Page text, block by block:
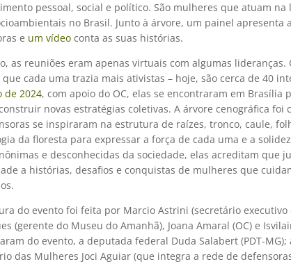
pessoal, social e político. São mulheres que atuam
no Brasil. Junto à árvore, um painel apresenta
e um vídeo conta as suas histórias.
as reuniões eram apenas virtuais com algumas lideranças.
cada uma trazia mais ativistas – hoje, são cerca de 40
de 2024, com apoio do OC, elas se encontraram em Brasília
novas estratégias coletivas. A árvore cenográfica foi
se inspiraram na estrutura de raízes, tronco, caule,
da floresta para expressar a força de cada uma e a
e desconhecidas da sociedade, elas acreditam que
a histórias, desafios e conquistas de mulheres que
do evento foi feita por Marcio Astrini (secretário executivo
(gerente do Museu do Amanhã), Joana Amaral (OC) e
do evento, a deputada federal Duda Salabert (PDT-MG);
das Mulheres Joci Aguiar (que integra a rede de